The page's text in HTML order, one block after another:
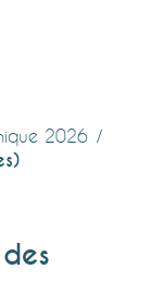
2026